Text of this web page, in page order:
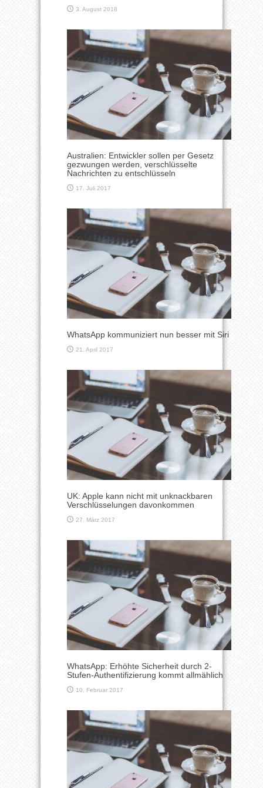
3. August 2018
Australien: Entwickler sollen per Gesetz
gezwungen werden, verschlüsselte
Nachrichten zu entschlüsseln
17. Juli 2017
WhatsApp kommuniziert nun besser mit Siri
21. April 2017
UK: Apple kann nicht mit unknackbaren
Verschlüsselungen davonkommen
27. März 2017
WhatsApp: Erhöhte Sicherheit durch 2-
Stufen-Authentifizierung kommt allmählich
10. Februar 2017